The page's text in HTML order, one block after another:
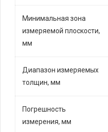
Минимальная зона
измеряемой плоскости,
мм
Диапазон измеряемых
толщин, мм
Погрешность
измерения, мм